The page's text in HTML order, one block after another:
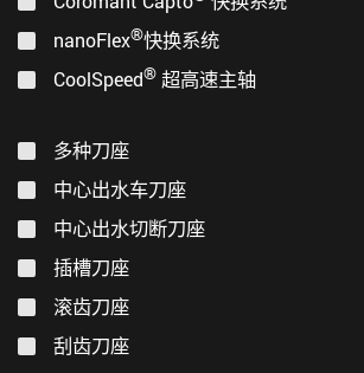
nanoFlex®快换系统
CoolSpeed® 超高速主轴
多种刀座
中心出水车刀座
中心出水切断刀座
插槽刀座
滚齿刀座
刮齿刀座